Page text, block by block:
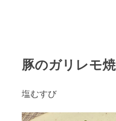
豚のガリレモ焼
塩むすび